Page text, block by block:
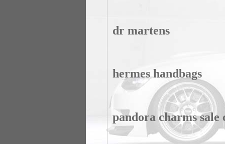
dr martens
hermes handbags
pandora charms sale